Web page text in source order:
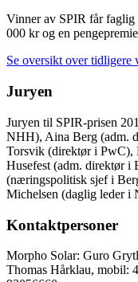
Vinner av SPIR får
000 kr og en
Se oversikt over tidligere
Juryen
Juryen til SPIR-prisen
NHH), Aina Berg (adm.
Torsvik (direktør i PwC),
Husefest (adm. direktør
(næringspolitisk sjef i
Michelsen (daglig leder i
Kontaktpersoner
Morpho Solar: Guro
Thomas Hårklau, mobil: